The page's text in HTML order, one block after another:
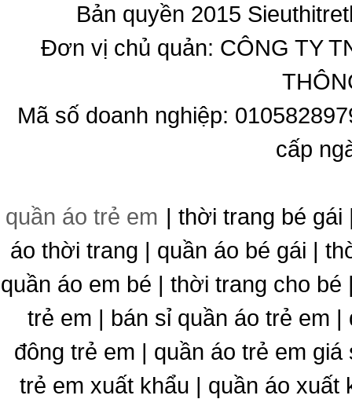
Bản quyền 2015
Đơn vị chủ quản: CÔNG TY
Mã số doanh nghiệp:
cấp
quần áo trẻ em | thời trang bé gái
áo thời trang | quần áo bé gái |
quần áo em bé | thời trang cho
trẻ em | bán sỉ quần áo trẻ em
đông trẻ em | quần áo trẻ em
trẻ em xuất khẩu | quần áo xuất